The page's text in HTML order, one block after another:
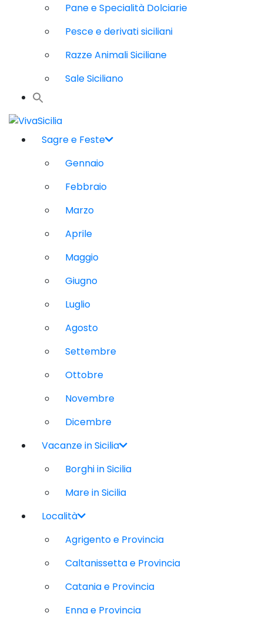
Pane e Specialità Dolciarie
Pesce e derivati siciliani
Razze Animali Siciliane
Sale Siciliano
Sagre e Feste
Gennaio
Febbraio
Marzo
Aprile
Maggio
Giugno
Luglio
Agosto
Settembre
Ottobre
Novembre
Dicembre
Vacanze in Sicilia
Borghi in Sicilia
Mare in Sicilia
Località
Agrigento e Provincia
Caltanissetta e Provincia
Catania e Provincia
Enna e Provincia